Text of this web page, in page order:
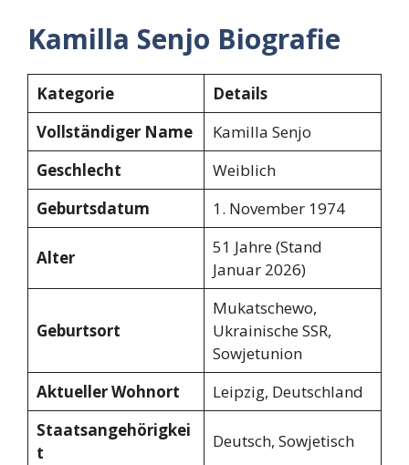
Kamilla Senjo Biografie
Kategorie
Details
Vollständiger Name
Kamilla Senjo
Geschlecht
Weiblich
Geburtsdatum
1. November 1974
Alter
51 Jahre (Stand
Januar 2026)
Geburtsort
Mukatschewo,
Ukrainische SSR,
Sowjetunion
Aktueller Wohnort
Leipzig, Deutschland
Staatsangehörigkei
t
Deutsch, Sowjetisch